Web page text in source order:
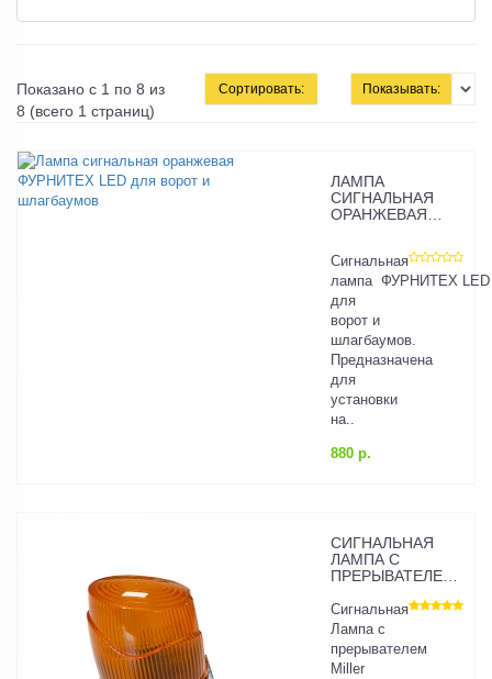
Показано с 1 по 8 из
8 (всего 1 страниц)
Сортировать: Показывать:
ЛАМПА
СИГНАЛЬНАЯ
ОРАНЖЕВАЯ
ШЛАГБАУМОВ
Сигнальная
лампа ФУРНИТЕХ LED
для
ворот и
шлагбаумов.
Предназначена
для
установки
на..
880 р.
СИГНАЛЬНАЯ
ЛАМПА С
ПРЕРЫВАТЕЛЕМ
TECHNICS
Сигнальная
Лампа с
прерывателем
Miller